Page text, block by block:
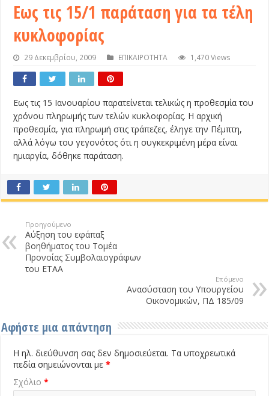
Εως τις 15/1 παράταση για τα τέλη
κυκλοφορίας
29 Δεκεμβρίου, 2009 ΕΠΙΚΑΙΡΟΤΗΤΑ 1,470 Views
Εως τις 15 Ιανουαρίου παρατείνεται τελικώς η προθεσμία του
χρόνου πληρωμής των τελών κυκλοφορίας. Η αρχική
προθεσμία, για πληρωμή στις τράπεζες, έληγε την Πέμπτη,
αλλά λόγω του γεγονότος ότι η συγκεκριμένη μέρα είναι
ημιαργία, δόθηκε παράταση.
Προηγούμενο
Αύξηση του εφάπαξ
βοηθήματος του Τομέα
Προνοίας Συμβολαιογράφων
του ΕΤΑΑ
Επόμενο
Ανασύσταση του Υπουργείου
Οικονομικών, ΠΔ 185/09
Αφήστε μια απάντηση
Η ηλ. διεύθυνση σας δεν δημοσιεύεται. Τα υποχρεωτικά
πεδία σημειώνονται με*
Σχόλιο*